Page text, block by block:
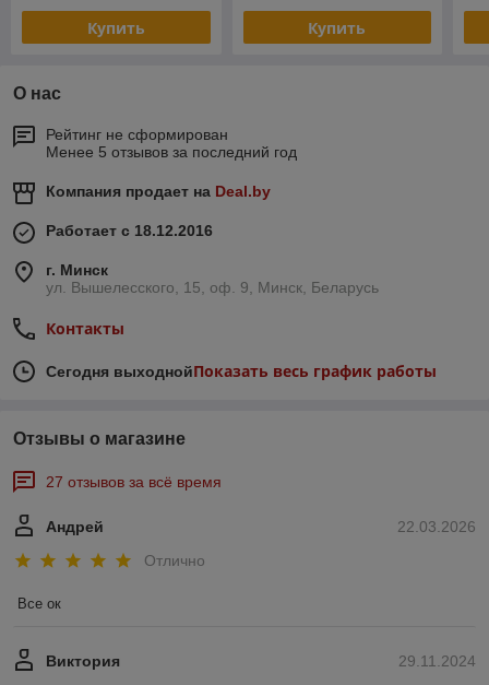
Купить Купить
О нас
Рейтинг не сформирован
Менее 5 отзывов за последний год
Компания продает на Deal.by
Работает с 18.12.2016
г. Минск
ул. Вышелесского, 15, оф. 9, Минск, Беларусь
Контакты
Сегодня выходнойПоказать весь график работы
Отзывы о магазине
27 отзывов за всё время
22.03.2026
Андрей
Отлично
Все ок
29.11.2024
Виктория